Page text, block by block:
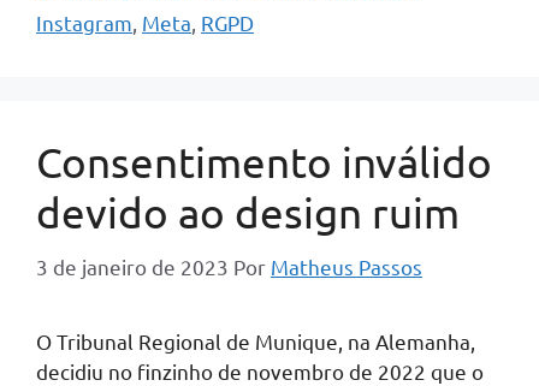
Instagram Meta RGPD
Consentimento inválido
devido ao design ruim
3 de janeiro de 2023 Por Matheus Passos
O Tribunal Regional de Munique, na Alemanha,
decidiu no finzinho de novembro de 2022 que o